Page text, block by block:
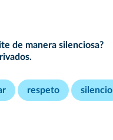
de manera silenciosa?
respeto silencio